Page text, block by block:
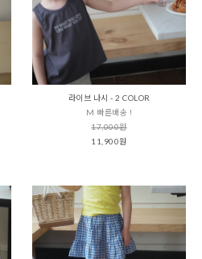
라이브 나시 - 2 COLOR
M 빠른배송 !
17,000원
11,900원